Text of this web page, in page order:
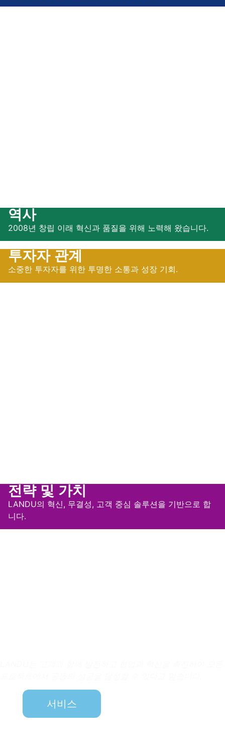
역사
2008년 창립 이래 혁신과 품질을 위해 노력해 왔습니다.
투자자 관계
소중한 투자자를 위한 투명한 소통과 성장 기회.
전략 및 가치
LANDU의 혁신, 무결성, 고객 중심 솔루션을 기반으로 합
니다.
서비스